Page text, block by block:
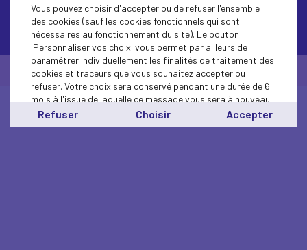
Contactez-nous
© Medef Loire 2026 - Mentions légales
Vous pouvez choisir d'accepter ou de refuser l'ensemble
des cookies (sauf les cookies fonctionnels qui sont
nécessaires au fonctionnement du site). Le bouton
'Personnaliser vos choix' vous permet par ailleurs de
paramétrer individuellement les finalités de traitement des
cookies et traceurs que vous souhaitez accepter ou
refuser. Votre choix sera conservé pendant une durée de 6
mois à l'issue de laquelle ce message vous sera à nouveau
affiché..
Vous pouvez modifier votre choix à tout moment en
Refuser Choisir Accepter